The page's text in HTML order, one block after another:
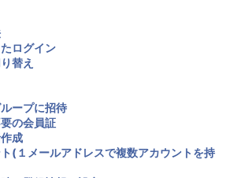
ログイン
替え
ープに招待
の会員証
成
(１メールアドレスで複数アカウントを持